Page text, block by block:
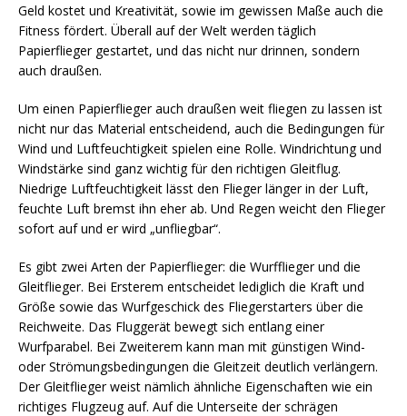
Geld kostet und Kreativität, sowie im gewissen Maße auch die
Fitness fördert. Überall auf der Welt werden täglich
Papierflieger gestartet, und das nicht nur drinnen, sondern
auch draußen.
Um einen Papierflieger auch draußen weit fliegen zu lassen ist
nicht nur das Material entscheidend, auch die Bedingungen für
Wind und Luftfeuchtigkeit spielen eine Rolle. Windrichtung und
Windstärke sind ganz wichtig für den richtigen Gleitflug.
Niedrige Luftfeuchtigkeit lässt den Flieger länger in der Luft,
feuchte Luft bremst ihn eher ab. Und Regen weicht den Flieger
sofort auf und er wird „unfliegbar“.
Es gibt zwei Arten der Papierflieger: die Wurfflieger und die
Gleitflieger. Bei Ersterem entscheidet lediglich die Kraft und
Größe sowie das Wurfgeschick des Fliegerstarters über die
Reichweite. Das Fluggerät bewegt sich entlang einer
Wurfparabel. Bei Zweiterem kann man mit günstigen Wind-
oder Strömungsbedingungen die Gleitzeit deutlich verlängern.
Der Gleitflieger weist nämlich ähnliche Eigenschaften wie ein
richtiges Flugzeug auf. Auf die Unterseite der schrägen